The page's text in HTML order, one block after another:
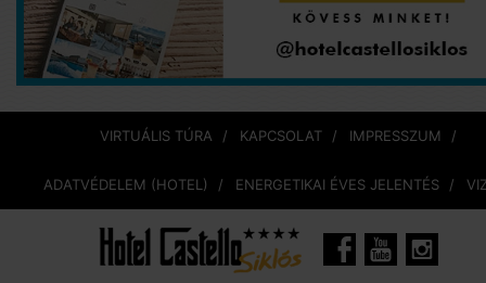
VIRTUÁLIS TÚRA KAPCSOLAT IMPRESSZUM
ADATVÉDELEM (HOTEL) ENERGETIKAI ÉVES JELENTÉS